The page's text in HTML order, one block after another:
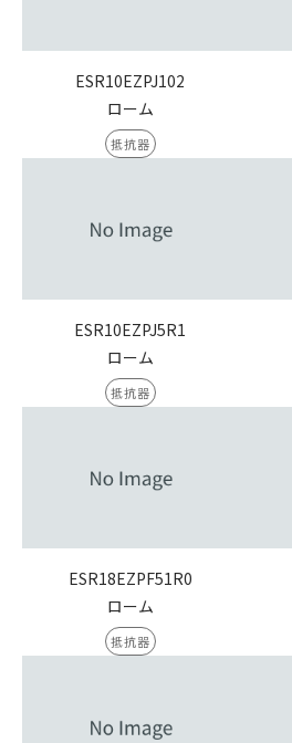
ESR10EZPJ102
ローム
抵抗器
ESR10EZPJ5R1
ローム
抵抗器
ESR18EZPF51R0
ローム
抵抗器